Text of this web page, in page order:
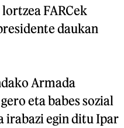
FARCek
daukan
Armada
eta babes sozial
irabazi egin ditu Ipar